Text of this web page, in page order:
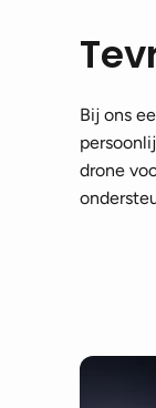
Bij ons
drone